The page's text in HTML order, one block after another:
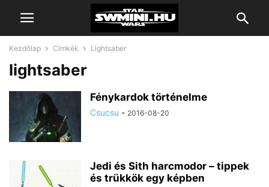
Kezdőlap Címkék Lightsaber
lightsaber
Fénykardok történelme
Csucsu - 2016-08-20
Jedi és Sith harcmodor – tippek
és trükkök egy képben